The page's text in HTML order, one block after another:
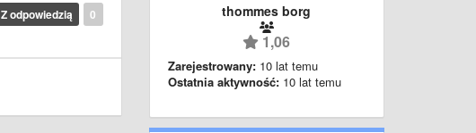
0
Z odpowiedzią thommes borg
1,06
Zarejestrowany: 10 lat temu
Ostatnia aktywność: 10 lat temu